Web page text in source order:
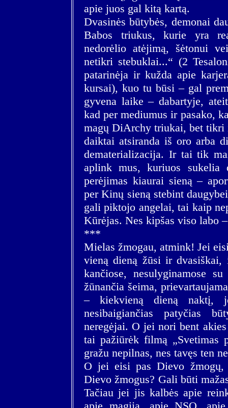
apie juos gal kitą kartą.
Dvasinės būtybės, demonai
Babos triukus, kurie yra
nedorėlio atėjimą, šėtonui
netikri stebuklai...“ (2
patarinėja ir kužda apie
kursai), kuo tu būsi – gal
gyvena laike – dabartyje,
kad per mediumus ir pasako,
magų DiArchy triukai, bet tikri
daiktai atsiranda iš oro arba
dematerializacija. Ir tai tik
aplink mus, kuriuos sukelia
perėjimas kiaurai sieną –
per Kinų sieną stebint
gali piktojo angelai, tai kaip
Kūrėjas. Nes kipšas viso labo
***
Mielas žmogau, atmink! Jei
vieną dieną žūsi ir
kančiose, nesulyginamose
žūnančia šeima,
– kiekvieną dieną naktį,
nesibaigiančias patyčias
neregėjai. O jei nori bent
tai pažiūrėk filmą „Svetimas
gražu nepilnas, nes tavęs ten
O jei eisi pas Dievo žmogų,
Dievo žmogus? Gali būti
Tačiau jei jis kalbės apie